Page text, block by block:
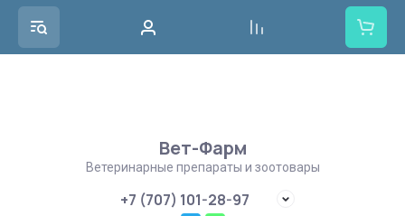
Вет-Фарм
Ветеринарные препараты и зоотовары
+7 (707) 101-28-97